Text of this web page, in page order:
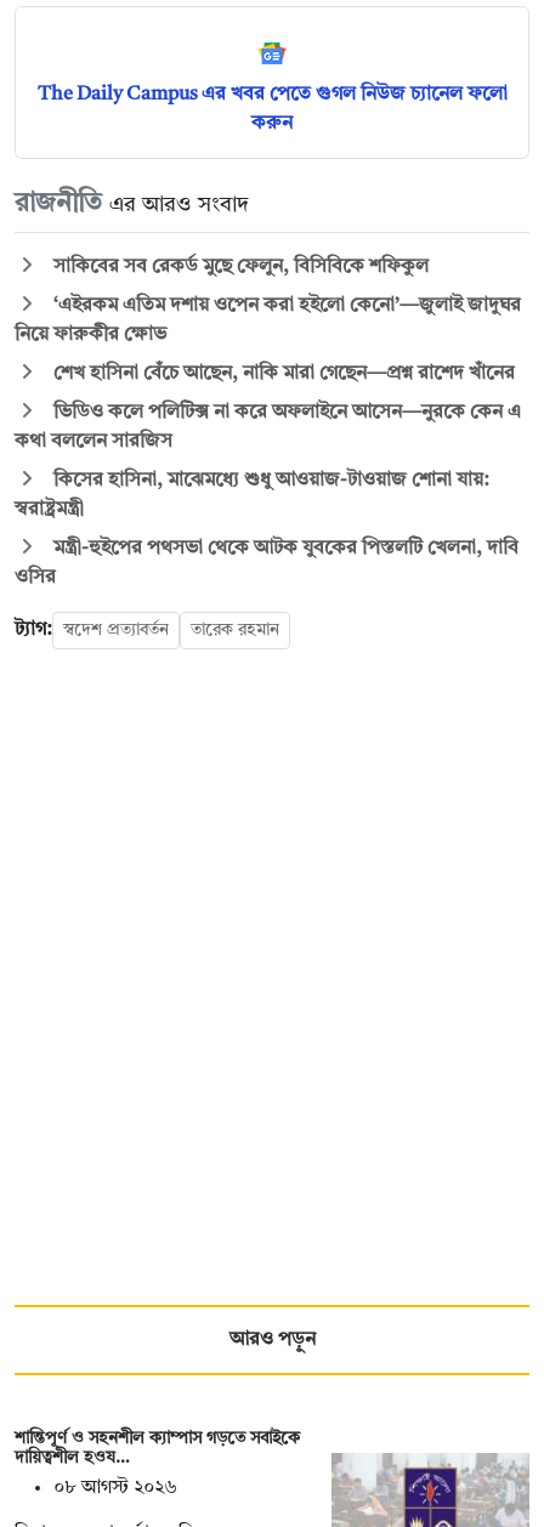
The Daily Campus এর খবর পেতে গুগল নিউজ চ্যানেল ফলো
করুন
রাজনীতি এর আরও সংবাদ
সাকিবের সব রেকর্ড মুছে ফেলুন, বিসিবিকে শফিকুল
‘এইরকম এতিম দশায় ওপেন করা হইলো কেনো’—জুলাই জাদুঘর
নিয়ে ফারুকীর ক্ষোভ
শেখ হাসিনা বেঁচে আছেন, নাকি মারা গেছেন—প্রশ্ন রাশেদ খাঁনের
ভিডিও কলে পলিটিক্স না করে অফলাইনে আসেন—নুরকে কেন এ
কথা বললেন সারজিস
কিসের হাসিনা, মাঝেমধ্যে শুধু আওয়াজ-টাওয়াজ শোনা যায়:
স্বরাষ্ট্রমন্ত্রী
মন্ত্রী-হুইপের পথসভা থেকে আটক যুবকের পিস্তলটি খেলনা, দাবি
ওসির
ট্যাগ: স্বদেশ প্রত্যাবর্তন তারেক রহমান
আরও পড়ুন
শান্তিপূর্ণ ও সহনশীল ক্যাম্পাস গড়তে সবাইকে
দায়িত্বশীল হওয…
০৮ আগস্ট ২০২৬